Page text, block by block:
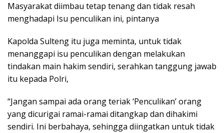
Masyarakat diimbau tetap tenang dan tidak resah
menghadapi Isu penculikan ini, pintanya
Kapolda Sulteng itu juga meminta, untuk tidak
menanggapi isu penculikan dengan melakukan
tindakan main hakim sendiri, serahkan tanggung jawab
itu kepada Polri,
“Jangan sampai ada orang teriak ‘Penculikan’ orang
yang dicurigai ramai-ramai ditangkap dan dihakimi
sendiri. Ini berbahaya, sehingga diingatkan untuk tidak